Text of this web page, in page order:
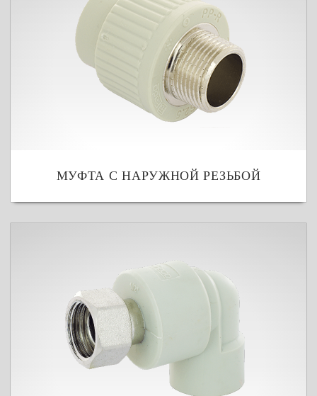
МУФТА С НАРУЖНОЙ РЕЗЬБОЙ